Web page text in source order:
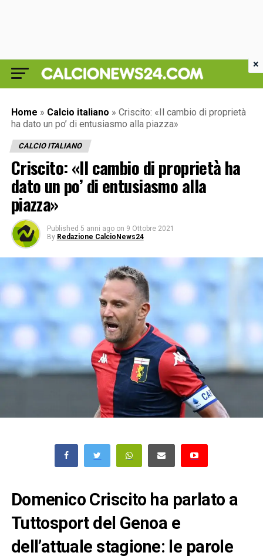
Home » Calcio italiano » Criscito: «Il cambio di proprietà
ha dato un po’ di entusiasmo alla piazza»
CALCIO ITALIANO
Criscito: «Il cambio di proprietà ha
dato un po’ di entusiasmo alla
piazza»
Published 5 anni ago on 9 Ottobre 2021
By Redazione CalcioNews24
Domenico Criscito ha parlato a
Tuttosport del Genoa e
dell’attuale stagione: le parole
×